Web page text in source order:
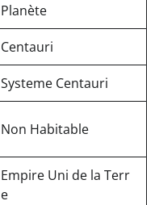
Planète
Centauri
Systeme Centauri
Non Habitable
Empire Uni de la Terr
e